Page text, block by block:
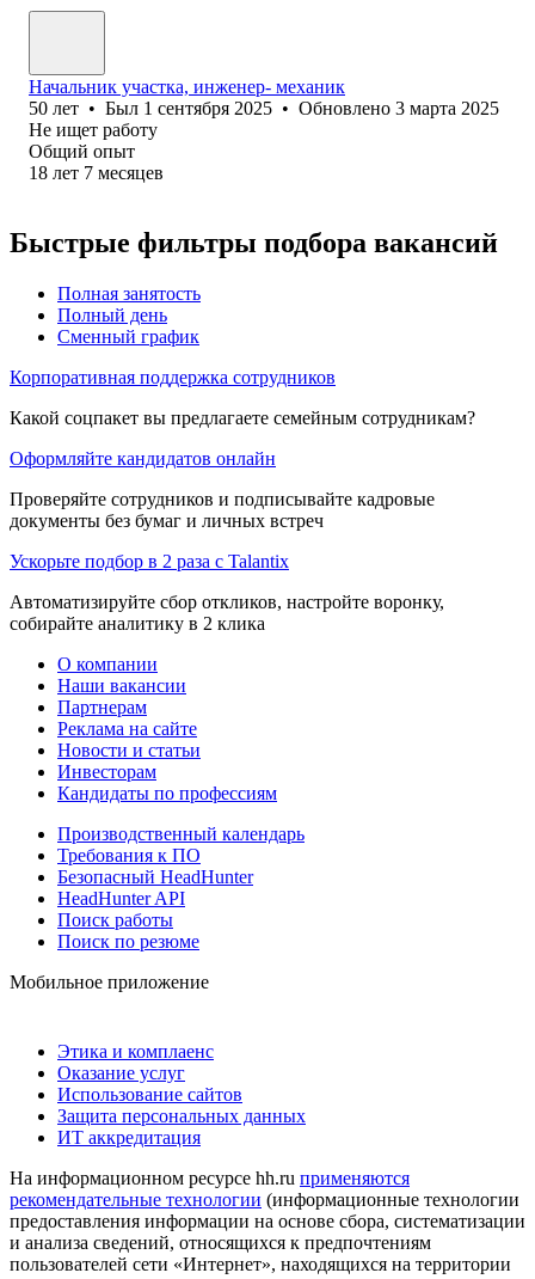
Начальник участка, инженер- механик
50 лет • Был 1 сентября 2025 • Обновлено 3 марта 2025
Не ищет работу
Общий опыт
18 лет 7 месяцев
Быстрые фильтры подбора вакансий
Полная занятость
Полный день
Сменный график
Корпоративная поддержка сотрудников
Какой соцпакет вы предлагаете семейным сотрудникам?
Оформляйте кандидатов онлайн
Проверяйте сотрудников и подписывайте кадровые
документы без бумаг и личных встреч
Ускорьте подбор в 2 раза с Talantix
Автоматизируйте сбор откликов, настройте воронку,
собирайте аналитику в 2 клика
О компании
Наши вакансии
Партнерам
Реклама на сайте
Новости и статьи
Инвесторам
Кандидаты по профессиям
Производственный календарь
Требования к ПО
Безопасный HeadHunter
HeadHunter API
Поиск работы
Поиск по резюме
Мобильное приложение
Этика и комплаенс
Оказание услуг
Использование сайтов
Защита персональных данных
ИТ аккредитация
На информационном ресурсе hh.ru применяются
рекомендательные технологии (информационные технологии
предоставления информации на основе сбора, систематизации
и анализа сведений, относящихся к предпочтениям
пользователей сети «Интернет», находящихся на территории